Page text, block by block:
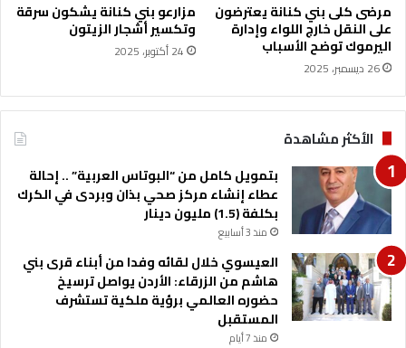
ا
ق
ا
ل
م
ا
ر
ا
ث
و
ن
ع
ت
ع
و
ض
ل
ط
ف
ل
ة
ه
ا
ج
م
ه
ا
ك
مرضى كلى بني كنانة يعترضون
على النقل خارج اللواء وإدارة
اليرموك توضح الأسباب
26 ديسمبر، 2025
مزارعو بني كنانة يشكون سرقة
وتكسير أشجار الزيتون
24 أكتوبر، 2025
الأكثر مشاهدة
بتمويل كامل من “البوتاس العربية” .. إحالة
عطاء إنشاء مركز صحي بذان وبردى في الكرك
بكلفة (1.5) مليون دينار
منذ 3 أسابيع
العيسوي خلال لقائه وفدا من أبناء قرى بني
هاشم من الزرقاء: الأردن يواصل ترسيخ
حضوره العالمي برؤية ملكية تستشرف
المستقبل
منذ 7 أيام